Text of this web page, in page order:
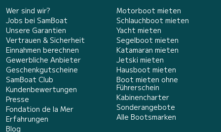
Wer sind wir?
Jobs bei SamBoat
Unsere Garantien
Vertrauen & Sicherheit
Einnahmen berechnen
Gewerbliche Anbieter
Geschenkgutscheine
SamBoat Club
Kundenbewertungen
Presse
Fondation de la Mer
Erfahrungen
Blog
Motorboot mieten
Schlauchboot mieten
Yacht mieten
Segelboot mieten
Katamaran mieten
Jetski mieten
Hausboot mieten
Boot mieten ohne
Führerschein
Kabinencharter
Sonderangebote
Alle Bootsmarken